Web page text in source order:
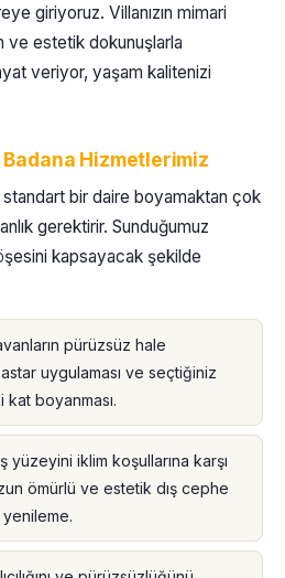
giriyoruz. Villanızın mimari
ve estetik dokunuşlarla
veriyor, yaşam kalitenizi
Badana Hizmetlerimiz
bir daire boyamaktan çok
gerektirir. Sunduğumuz
kapsayacak şekilde
pürüzsüz hale
uygulaması ve seçtiğiniz
boyanması.
yüzeyini iklim koşullarına karşı
ömürlü ve estetik dış cephe
yenileme.